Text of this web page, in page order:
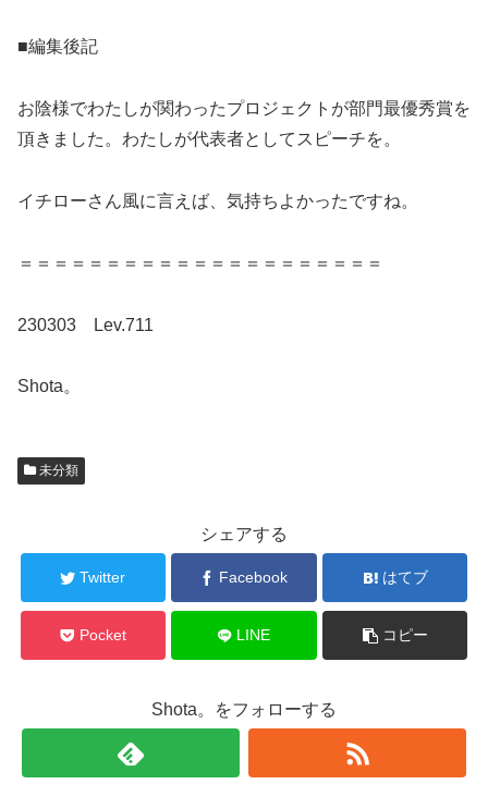
■編集後記
お陰様でわたしが関わったプロジェクトが部門最優秀賞を
頂きました。わたしが代表者としてスピーチを。
イチローさん風に言えば、気持ちよかったですね。
＝＝＝＝＝＝＝＝＝＝＝＝＝＝＝＝＝＝＝＝＝
230303 Lev.711
Shota。
未分類
シェアする
Twitter Facebook はてブ
Pocket LINE コピー
Shota。をフォローする